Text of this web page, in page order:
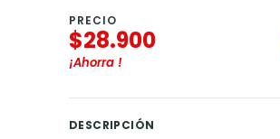
PRECIO
$28.900
¡Ahorra !
DESCRIPCIÓN